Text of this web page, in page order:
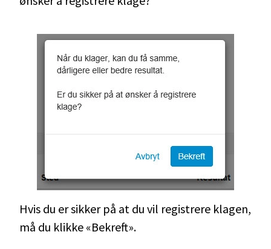
Hvis du er sikker på at du vil registrere klagen,
må du klikke «Bekreft».